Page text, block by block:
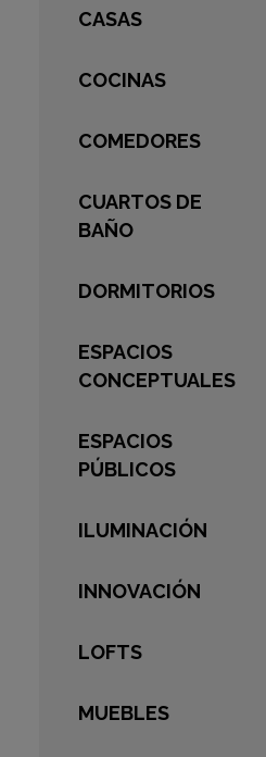
CASAS
COCINAS
COMEDORES
CUARTOS DE
BAÑO
DORMITORIOS
ESPACIOS
CONCEPTUALES
ESPACIOS
PÚBLICOS
ILUMINACIÓN
INNOVACIÓN
LOFTS
MUEBLES